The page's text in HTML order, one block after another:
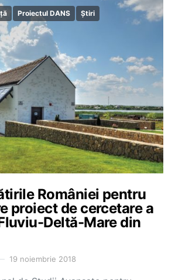
Proiectul DANS Știri
României pentru
proiect de cercetare a
Deltă-Mare din
19 noiembrie 2018